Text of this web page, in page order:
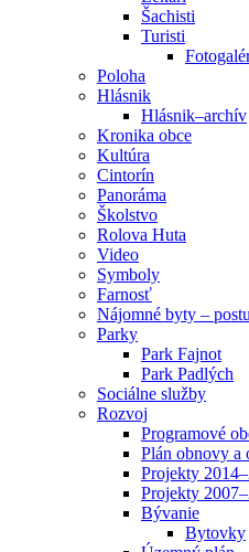
Šachisti
Turisti
Poloha
Hlásnik
Hlásnik–archív
Kronika obce
Kultúra
Cintorín
Panoráma
Školstvo
Rolova Huta
Video
Symboly
Farnosť
Nájomné byty –
Parky
Park Fajnot
Park Padlých
Sociálne služby
Rozvoj
Programové
Plán obnovy a
Projekty
Projekty
Bývanie
Bytovky